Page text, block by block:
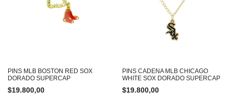
PINS MLB BOSTON RED SOX
DORADO SUPERCAP
$19.800,00
PINS CADENA MLB CHICAGO
WHITE SOX DORADO SUPERCAP
$19.800,00